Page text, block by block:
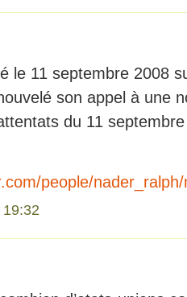
le 11 septembre 2008
son appel à une
du 11
people/